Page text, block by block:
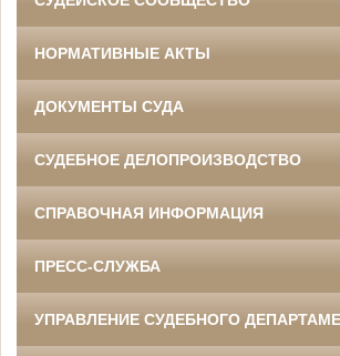
НОРМАТИВНЫЕ АКТЫ
ДОКУМЕНТЫ СУДА
СУДЕБНОЕ ДЕЛОПРОИЗВОДСТВО
СПРАВОЧНАЯ ИНФОРМАЦИЯ
ПРЕСС-СЛУЖБА
УПРАВЛЕНИЕ СУДЕБНОГО